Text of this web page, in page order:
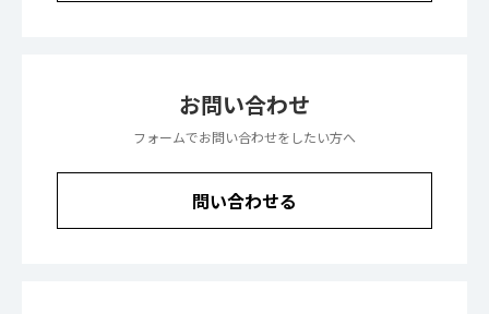
お問い合わせ
フォームでお問い合わせをしたい方へ
問い合わせる